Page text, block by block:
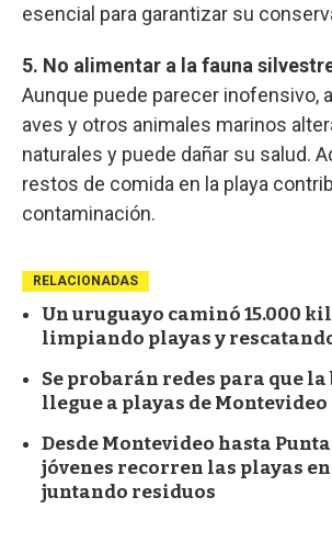
esencial para garantizar su
5. No alimentar a la fauna
Aunque puede parecer inofensivo,
aves y otros animales marinos
naturales y puede dañar su salud.
restos de comida en la playa
contaminación.
RELACIONADAS
Un uruguayo caminó 15.000
limpiando playas y
Se probarán redes para que la
llegue a playas de Montevideo
Desde Montevideo hasta
jóvenes recorren las playas
juntando residuos